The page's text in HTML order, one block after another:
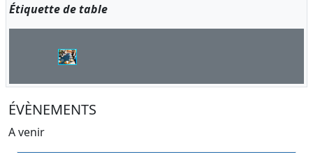
Étiquette de table
ÉVÈNEMENTS
A venir